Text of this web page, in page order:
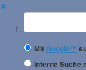
✖
Suchbegriff
MitGoogle™
Interne Suche